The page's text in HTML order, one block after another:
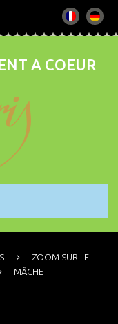
A COEUR
ZOOM SUR LE
MÂCHE